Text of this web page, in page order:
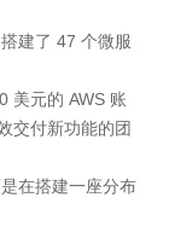
建了 47 个微服
美元的 AWS 账
交付新功能的团
在搭建一座分布